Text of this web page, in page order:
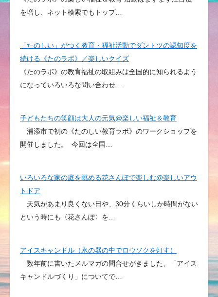
を増し、ネット検索でもトップ…
「たのしい」がつく教育・福祉活動でダントツの認知度を
続ける《たのラボ》／楽しいクイズ
《たのラボ》の教育福祉の取組みは全国的に知られるよう
になっていろいろな問い合わせ…
子どもたちの笑顔は大人の元気@楽しい福祉＆教育
浦添市で初の《たのしい教育ラボ》のワークショップを
開催しました。 今回は全国…
いろいろな家の庭を眺める花さんぽで楽しむ@楽しいアウ
トドア
天気があまり良くない日や、30分くらいしか時間がない
という時にも〈花さんぽ〉を…
アイスキャンドル（氷の器の中でロウソクを灯す）
数年前に書いたメルマガの問合せがきました、「アイス
キャンドルづくり」についてで…